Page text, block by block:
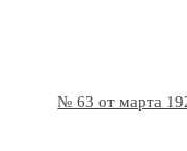
№ 63 от марта